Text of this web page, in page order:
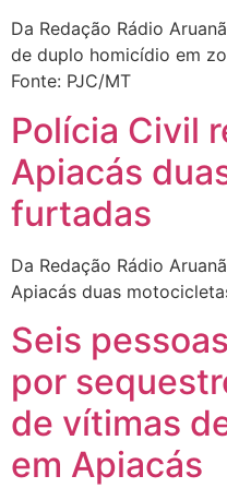
Da Redação Rádio
de duplo homicídio em
Fonte: PJC/MT
Polícia Civil
Apiacás
furtadas
Da Redação Rádio
Apiacás duas
Seis
por
de vítimas
em Apiacás